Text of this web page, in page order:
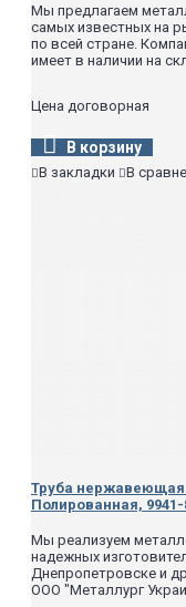
Мы предлагаем
самых известных на
по всей стране.
имеет в наличии на
Цена договорная
В корзину
В закладки В
Труба нержавеющая
Полированная, 9941-
Мы реализуем
надежных
Днепропетровске и
ООО "Металлург